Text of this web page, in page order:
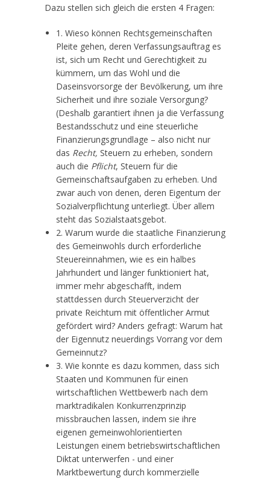
Dazu stellen sich gleich die ersten 4 Fragen:
1. Wieso können Rechtsgemeinschaften
Pleite gehen, deren Verfassungsauftrag es
ist, sich um Recht und Gerechtigkeit zu
kümmern, um das Wohl und die
Daseinsvorsorge der Bevölkerung, um ihre
Sicherheit und ihre soziale Versorgung?
(Deshalb garantiert ihnen ja die Verfassung
Bestandsschutz und eine steuerliche
Finanzierungsgrundlage – also nicht nur
das Recht, Steuern zu erheben, sondern
auch die Pflicht, Steuern für die
Gemeinschaftsaufgaben zu erheben. Und
zwar auch von denen, deren Eigentum der
Sozialverpflichtung unterliegt. Über allem
steht das Sozialstaatsgebot.
2. Warum wurde die staatliche Finanzierung
des Gemeinwohls durch erforderliche
Steuereinnahmen, wie es ein halbes
Jahrhundert und länger funktioniert hat,
immer mehr abgeschafft, indem
stattdessen durch Steuerverzicht der
private Reichtum mit öffentlicher Armut
gefördert wird? Anders gefragt: Warum hat
der Eigennutz neuerdings Vorrang vor dem
Gemeinnutz?
3. Wie konnte es dazu kommen, dass sich
Staaten und Kommunen für einen
wirtschaftlichen Wettbewerb nach dem
marktradikalen Konkurrenzprinzip
missbrauchen lassen, indem sie ihre
eigenen gemeinwohlorientierten
Leistungen einem betriebswirtschaftlichen
Diktat unterwerfen - und einer
Marktbewertung durch kommerzielle